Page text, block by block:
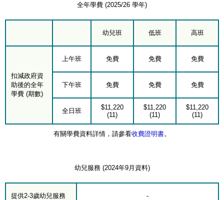
全年學費 (2025/26 學年)
幼兒班 低班 高班
扣減政府資
助後的全年
學費 (期數)
上午班 免費 免費 免費
下午班 免費 免費 免費
全日班
$11,220
(11)
$11,220
(11)
$11,220
(11)
有關學費資料詳情，請參看收費證明書。
幼兒服務 (2024年9月資料)
提供2-3歲幼兒服務 -